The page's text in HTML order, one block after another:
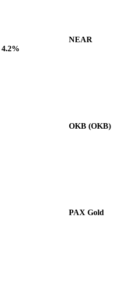
NEAR
4.2%
OKB (OKB)
PAX Gold